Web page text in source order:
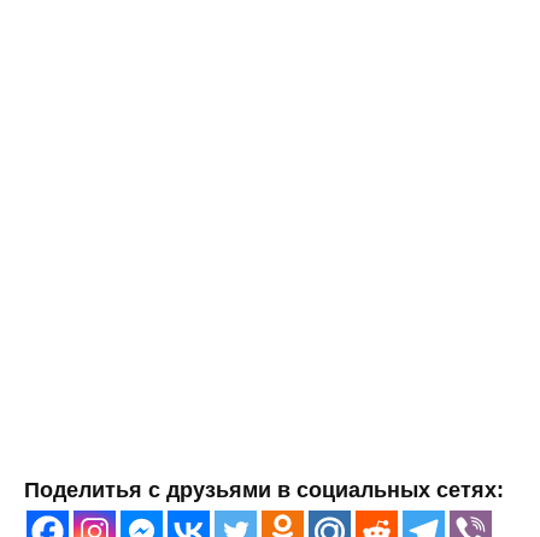
Поделитья с друзьями в социальных сетях: